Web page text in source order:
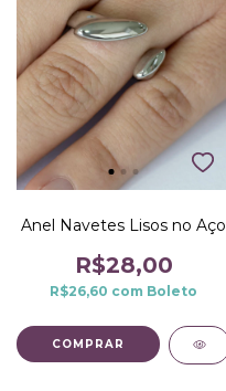
Anel Navetes Lisos no Aço
R$28,00
R$26,60 com Boleto
COMPRAR